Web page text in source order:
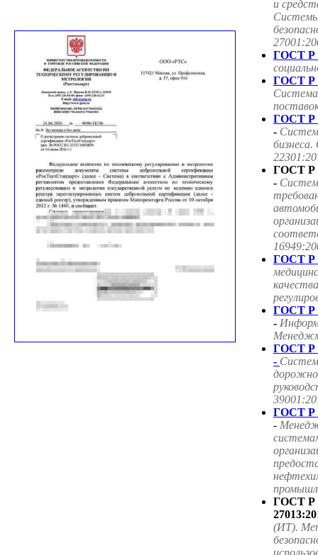
и
ГОСТ Р
ГОСТ Р
ГОСТ Р
-
ГОСТ Р
-
ГОСТ Р
ГОСТ Р
-
ГОСТ Р
-
ГОСТ Р
-
ГОСТ
(ИТ).